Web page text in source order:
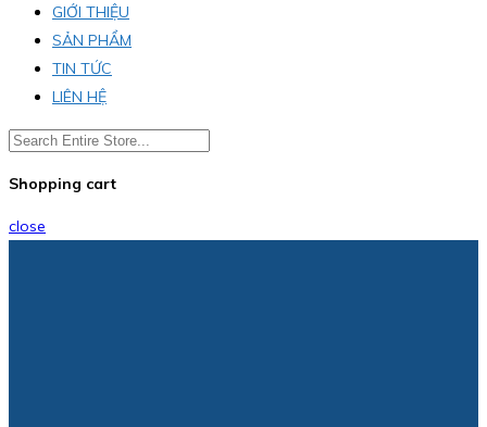
GIỚI THIỆU
SẢN PHẨM
TIN TỨC
LIÊN HỆ
Shopping cart
close